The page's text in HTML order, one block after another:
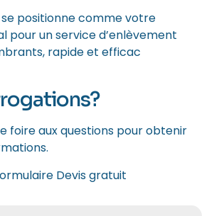
positionne comme votre
pour un service d’enlèvement
rapide et efficac
foire aux questions pour obtenir
Devis gratuit